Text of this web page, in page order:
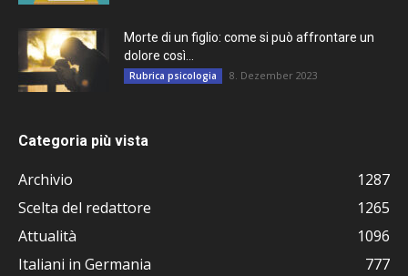
Morte di un figlio: come si può affrontare un
dolore così...
Rubrica psicologia 8. Dezember 2023
Categoria più vista
Archivio
1287
Scelta del redattore
1265
Attualità
1096
Italiani in Germania
777